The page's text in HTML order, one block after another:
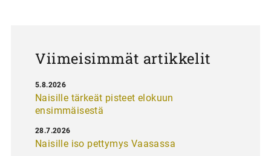
Viimeisimmät artikkelit
Naisille tärkeät pisteet elokuun
ensimmäisestä
5.8.2026
Naisille iso pettymys Vaasassa
28.7.2026